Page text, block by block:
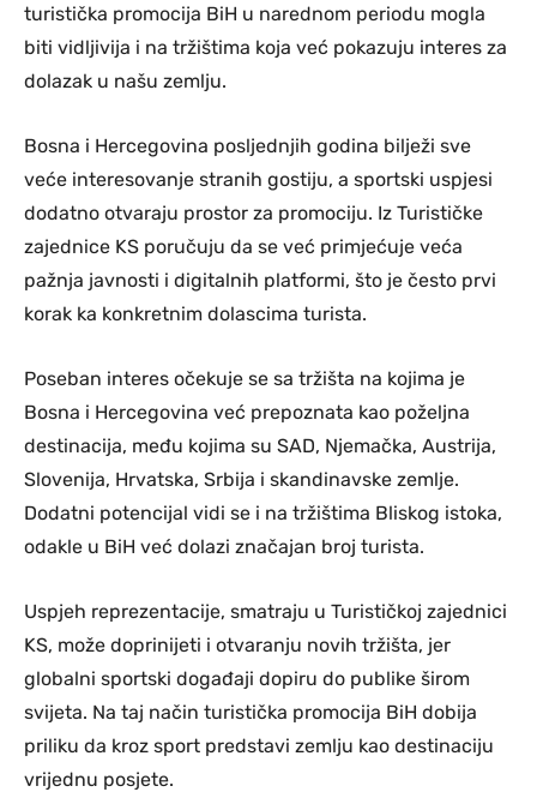
turistička promocija BiH u narednom periodu mogla
biti vidljivija i na tržištima koja već pokazuju interes za
dolazak u našu zemlju.
Bosna i Hercegovina posljednjih godina bilježi sve
veće interesovanje stranih gostiju, a sportski uspjesi
dodatno otvaraju prostor za promociju. Iz Turističke
zajednice KS poručuju da se već primjećuje veća
pažnja javnosti i digitalnih platformi, što je često prvi
korak ka konkretnim dolascima turista.
Poseban interes očekuje se sa tržišta na kojima je
Bosna i Hercegovina već prepoznata kao poželjna
destinacija, među kojima su SAD, Njemačka, Austrija,
Slovenija, Hrvatska, Srbija i skandinavske zemlje.
Dodatni potencijal vidi se i na tržištima Bliskog istoka,
odakle u BiH već dolazi značajan broj turista.
Uspjeh reprezentacije, smatraju u Turističkoj zajednici
KS, može doprinijeti i otvaranju novih tržišta, jer
globalni sportski događaji dopiru do publike širom
svijeta. Na taj način turistička promocija BiH dobija
priliku da kroz sport predstavi zemlju kao destinaciju
vrijednu posjete.